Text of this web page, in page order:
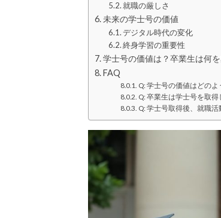
就職の厳しさ
未来の学士号の価値
デジタル時代の変化
終身学習の重要性
学士号の価値は？卒業生は何
FAQ
Q: 学士号の価値はどのよ
Q: 卒業生は学士号を取
Q: 学士号取得後、就職